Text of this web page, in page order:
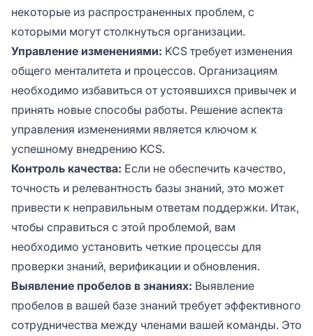
некоторые из распространенных проблем, с
которыми могут столкнуться организации.
Управление изменениями: KCS требует изменения
общего менталитета и процессов. Организациям
необходимо избавиться от устоявшихся привычек и
принять новые способы работы. Решение аспекта
управления изменениями является ключом к
успешному внедрению KCS.
Контроль качества: Если не обеспечить качество,
точность и релевантность базы знаний, это может
привести к неправильным ответам поддержки. Итак,
чтобы справиться с этой проблемой, вам
необходимо установить четкие процессы для
проверки знаний, верификации и обновления.
Выявление пробелов в знаниях: Выявление
пробелов в вашей базе знаний требует эффективного
сотрудничества между членами вашей команды. Это